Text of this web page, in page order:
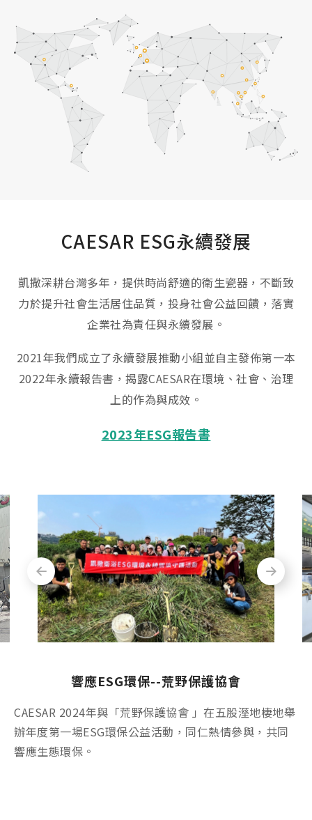
CAESAR ESG永續發展
凱撒深耕台灣多年，提供時尚舒適的衛生瓷器，不斷致
力於提升社會生活居住品質，投身社會公益回饋，落實
企業社為責任與永續發展。
2021年我們成立了永續發展推動小組並自主發佈第一本
2022年永續報告書，揭露CAESAR在環境、社會、治理
上的作為與成效。
2023年ESG報告書
響應企業公益--加點愛庇護工場
CAESAR 支持加點愛庇護工場，幫助培育身心障礙朋友
工作技能、人際適應、回歸社會，共同響應企業社會公
益。
響應ESG環保--荒野保護協會
CAESAR 2024年與「荒野保護協會 」在五股溼地棲地舉
辦年度第一場ESG環保公益活動，同仁熱情參與，共同
響應生態環保。
響應ESG環保--荒野保護協會
CAESAR 2023年與「荒野保護協會 」在萬里濕地教育中
心舉辦首場ESG環保公益活動，同仁熱情參與，共同響
應生態環保。
響應企業公益--喜憨兒基金會
CAESAR 訂購一年份3,400盒餅乾禮盒響應公益消費，讓
憨兒們有穩定的工作訂單，以自己的雙手自食其力，從
工作中獲得生命的價值與尊嚴。